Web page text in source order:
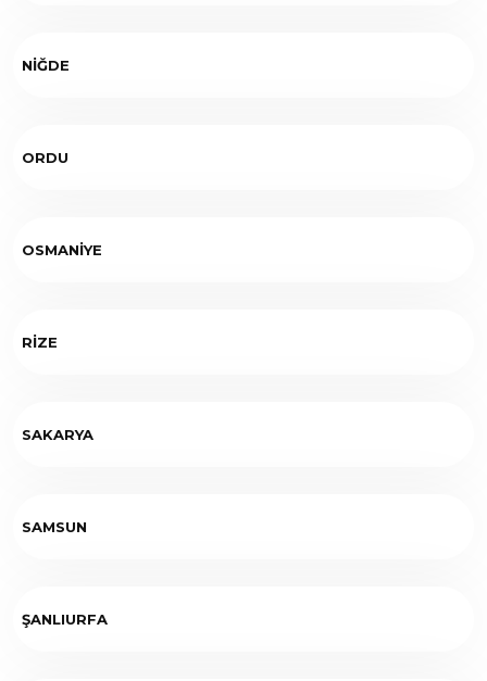
NİĞDE
ORDU
OSMANİYE
RİZE
SAKARYA
SAMSUN
ŞANLIURFA